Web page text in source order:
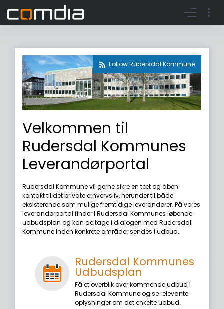
Go to login Register account
Follow Rudersdal Kommune
Velkommen til
Rudersdal Kommunes
Leverandørportal
Rudersdal Kommune vil gerne sikre en tæt og åben
kontakt til det private erhvervsliv, herunder til både
eksisterende som mulige fremtidige leverandører. På vores
leverandørportal finder I Rudersdal Kommunes løbende
udbudsplan og kan deltage i dialogen med Rudersdal
Kommune inden konkrete områder sendes i udbud.
Rudersdal Kommunes
Udbudsplan
Få et overblik over kommende udbud i
Rudersdal Kommune og se relevante
oplysninger om det enkelte udbud.